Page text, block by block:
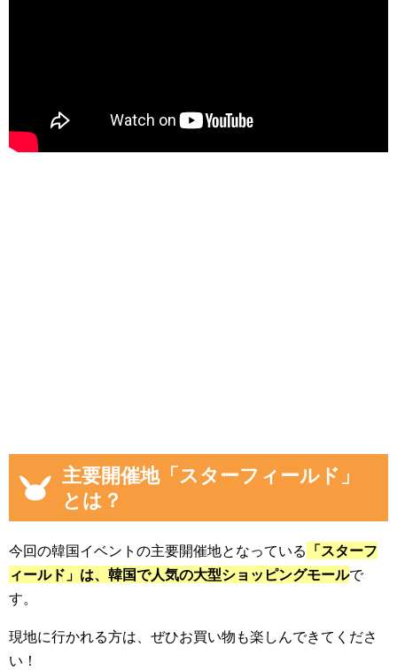
主要開催地「スターフィールド」
とは？
今回の韓国イベントの主要開催地となっている 「スターフ
ィールド」は、韓国で人気の大型ショッピングモールで
す。
現地に行かれる方は、ぜひお買い物も楽しんできてくださ
い！